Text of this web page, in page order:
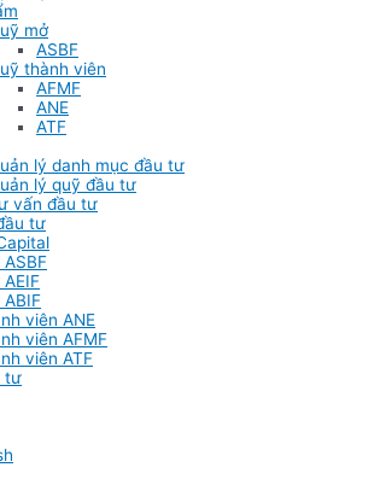
mở
ASBF
thành viên
AFMF
ANE
ATF
lý danh mục đầu tư
lý quỹ đầu tư
vấn đầu tư
tư
viên ANE
viên AFMF
viên ATF
tư